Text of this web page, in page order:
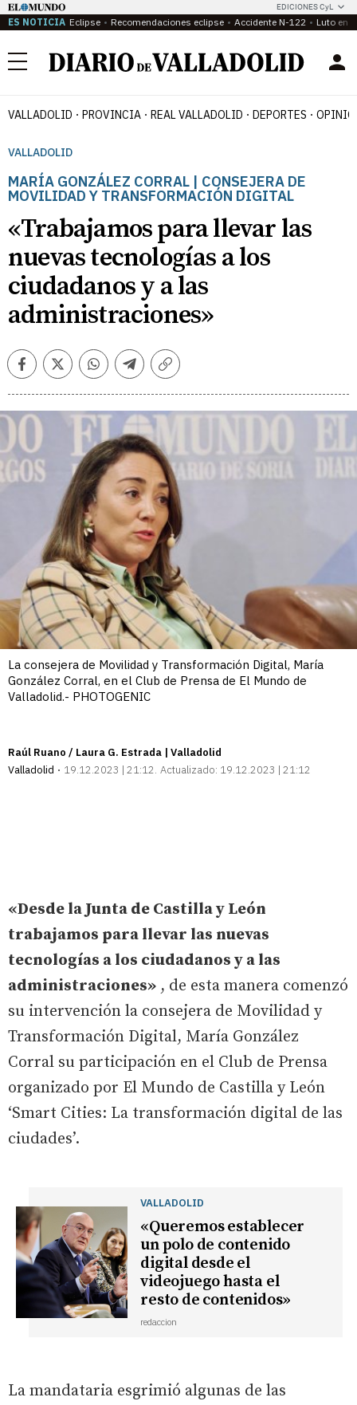
EDICIONES CyL
ES NOTICIA Eclipse Recomendaciones eclipse Accidente N-122 Luto en
Menú
VALLADOLID PROVINCIA REAL VALLADOLID DEPORTES
VALLADOLID
MARÍA GONZÁLEZ CORRAL | CONSEJERA DE
MOVILIDAD Y TRANSFORMACIÓN DIGITAL
«Trabajamos para llevar las
nuevas tecnologías a los
ciudadanos y a las
administraciones»
FacebookTwitterWhatsappTelegramCopiar
La consejera de Movilidad y Transformación Digital, María
González Corral, en el Club de Prensa de El Mundo de
Valladolid.- PHOTOGENIC
Raúl Ruano / Laura G. Estrada | Valladolid
Valladolid
19.12.2023 | 21:12 Actualizado: 19.12.2023 | 21:12
«Desde la Junta de Castilla y León
trabajamos para llevar las nuevas
tecnologías a los ciudadanos y a las
administraciones» , de esta manera comenzó
su intervención la consejera de Movilidad y
Transformación Digital, María González
Corral su participación en el Club de Prensa
organizado por El Mundo de Castilla y León
‘Smart Cities: La transformación digital de las
ciudades’.
VALLADOLID
«Queremos establecer
un polo de contenido
digital desde el
videojuego hasta el
resto de contenidos»
redaccion
La mandataria esgrimió algunas de las